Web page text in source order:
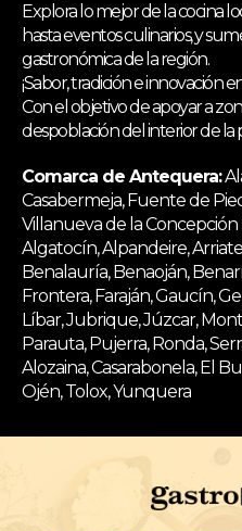
Explora lo mejor de la cocina
hasta eventos culinarios, y
gastronómica de la región.
¡Sabor, tradición e innovación
Con el objetivo de apoyar a
despoblación del interior de la
Comarca de Antequera:
Casabermeja, Fuente de
Villanueva de la Concepción
Algatocín, Alpandeire,
Benalauría, Benaoján,
Frontera, Faraján, Gaucín,
Líbar, Jubrique, Júzcar,
Parauta, Pujerra, Ronda,
Alozaina, Casarabonela, El
Ojén, Tolox, Yunquera